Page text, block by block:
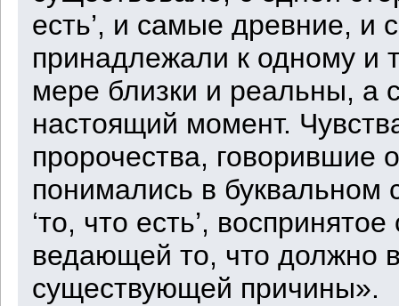
есть’, и самые древние, и
принадлежали к одному и
мере близки и реальны, а
настоящий момент.
пророчества, говорившие
понимались в
‘то, что есть’,
ведающей то, что должно
существующей причины».